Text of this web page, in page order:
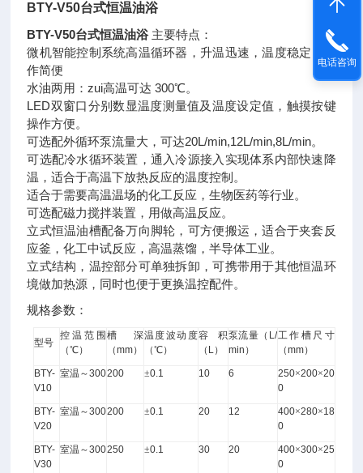
BTY-V50台式恒温油浴
BTY-V50台式恒温油浴 主要特点：
微机智能控制系统高温循环器，升温迅速，温度稳定，操
作简便
水油两用：zui高温可达 300℃。
LED双窗口分别数显温度测量值及温度设定值，触摸按键
操作方便。
可选配外循环泵流量大，可达20L/min,12L/min,8L/min。
可选配冷水循环装置，通入冷源接入实现体系内部快速降
温，适合于高温下放热反应的温度控制。
适合于需要高温温场的化工反应，生物医药等行业。
可选配磁力搅拌装置，用做高温反应。
立式恒温油槽配备万向脚轮，可方便搬运，适合于夹套反
应釜，化工中试反应，高温蒸馏，半导体工业。
立式结构，温控部分可单独拆卸，可携带用于其他恒温环
境做加热源，同时也便于更换温控配件。
规格参数：
型号
控温范围
（℃）
槽深
（mm）
温度波动度
（℃）
容积
（ L）
泵流量（ L/
min ）
工作槽尺寸
（mm）
BTY-
V10
室温～300200 ±0.1 10 6 250×200×20
0
BTY-
V20
室温～300200 ±0.1 20 12 400×280×18
0
BTY-
V30
室温～300250 ±0.1 30 20 400×300×25
0
电话咨询